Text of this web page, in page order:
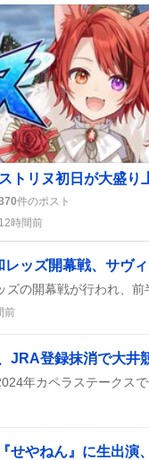
件のポスト
12時間前
レッズ開幕戦、サヴ
前